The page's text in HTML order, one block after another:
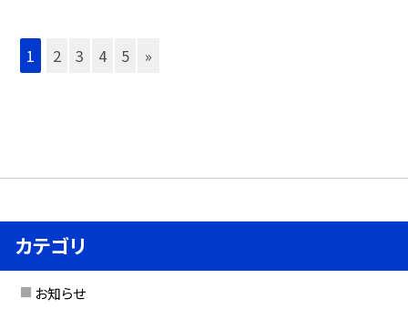
1 2 3 4 5 »
カテゴリ
お知らせ